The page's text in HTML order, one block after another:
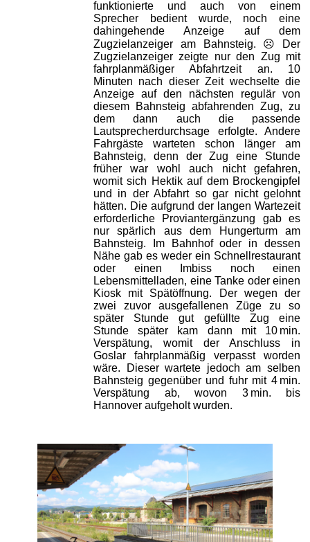
funktionierte und auch von einem
Sprecher bedient wurde, noch eine
dahingehende Anzeige auf dem
Zugzielanzeiger am Bahnsteig. ☹ Der
Zugzielanzeiger zeigte nur den Zug mit
fahrplanmäßiger Abfahrtzeit an. 10
Minuten nach dieser Zeit wechselte die
Anzeige auf den nächsten regulär von
diesem Bahnsteig abfahrenden Zug, zu
dem dann auch die passende
Lautsprecherdurchsage erfolgte. Andere
Fahrgäste warteten schon länger am
Bahnsteig, denn der Zug eine Stunde
früher war wohl auch nicht gefahren,
womit sich Hektik auf dem Brockengipfel
und in der Abfahrt so gar nicht gelohnt
hätten. Die aufgrund der langen Wartezeit
erforderliche Proviantergänzung gab es
nur spärlich aus dem Hungerturm am
Bahnsteig. Im Bahnhof oder in dessen
Nähe gab es weder ein Schnellrestaurant
oder einen Imbiss noch einen
Lebensmittelladen, eine Tanke oder einen
Kiosk mit Spätöffnung. Der wegen der
zwei zuvor ausgefallenen Züge zu so
später Stunde gut gefüllte Zug eine
Stunde später kam dann mit 10 min.
Verspätung, womit der Anschluss in
Goslar fahrplanmäßig verpasst worden
wäre. Dieser wartete jedoch am selben
Bahnsteig gegenüber und fuhr mit 4 min.
Verspätung ab, wovon 3 min. bis
Hannover aufgeholt wurden.